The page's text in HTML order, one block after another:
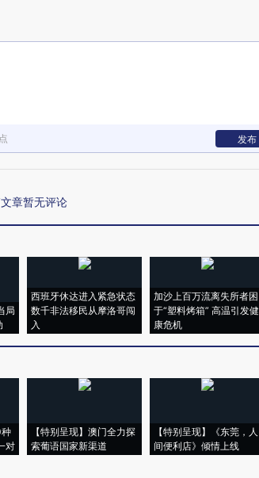
发布
章暂无评论
局
西班牙休达进入紧急状态
数千非法移民从摩洛哥闯
入
加沙上百万流离失所者困
于“塑料烤箱” 高温引发健
康危机
种
对
【特别呈现】澳门全力探
索葡语国家新渠道
【特别呈现】《东莞，人
间便利店》倾情上线